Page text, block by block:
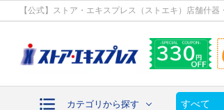
【公式】ストア・エキスプレス（ストエキ）店舗什
カテゴリから探す すべて